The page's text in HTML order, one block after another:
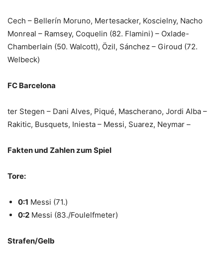
Cech – Bellerín Moruno, Mertesacker, Koscielny, Nacho
Monreal – Ramsey, Coquelin (82. Flamini) – Oxlade-
Chamberlain (50. Walcott), Özil, Sánchez – Giroud (72.
Welbeck)
FC Barcelona
ter Stegen – Dani Alves, Piqué, Mascherano, Jordi Alba –
Rakitic, Busquets, Iniesta – Messi, Suarez, Neymar –
Fakten und Zahlen zum Spiel
Tore:
0:1 Messi (71.)
0:2 Messi (83./Foulelfmeter)
Strafen/Gelb